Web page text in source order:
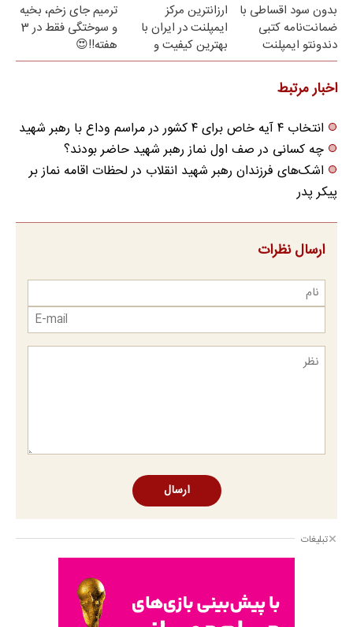
بدون سود اقساطی با
ضمانت‌نامه کتبی
دندونتو ایمپلنت
کن✅
ارزانترین مرکز
ایمپلنت در ایران با
بهترین کیفیت و
قیمت
ترمیم جای زخم، بخیه
و سوختگی فقط در 3
هفته!!😍
اخبار مرتبط
انتخاب ۴ آیه خاص برای ۴ کشور در مراسم وداع با رهبر شهید
چه کسانی در صف اول نماز رهبر شهید حاضر بودند؟
اشک‌های فرزندان رهبر شهید انقلاب در لحظات اقامه نماز بر
پیکر پدر
ارسال نظرات
ارسال
تبلیغات